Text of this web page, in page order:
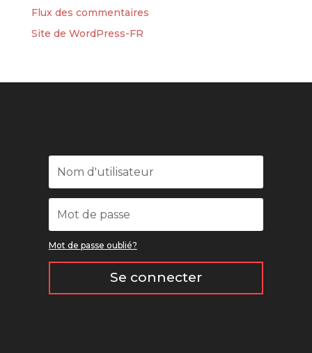
Flux des commentaires
Site de WordPress-FR
Mot de passe oublié?
Se connecter